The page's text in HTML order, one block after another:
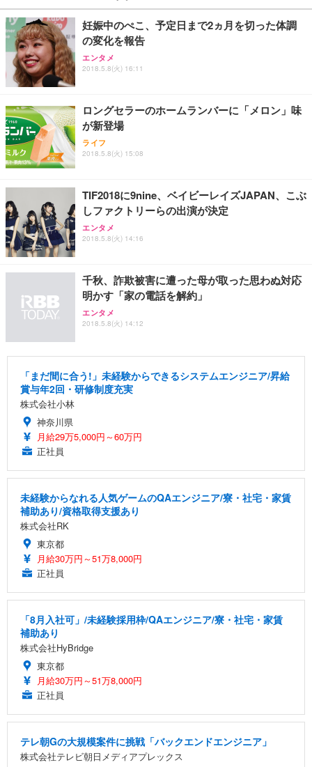
妊娠中のぺこ、予定日まで2ヵ月を切った体調
の変化を報告
エンタメ
2018.5.8(火) 16:11
ロングセラーのホームランバーに「メロン」味
が新登場
ライフ
2018.5.8(火) 15:08
TIF2018に9nine、ベイビーレイズJAPAN、こぶ
しファクトリーらの出演が決定
エンタメ
2018.5.8(火) 14:16
千秋、詐欺被害に遭った母が取った思わぬ対応
明かす「家の電話を解約」
エンタメ
2018.5.8(火) 14:12
「まだ間に合う!」未経験からできるシステムエンジニア/昇給
賞与年2回・研修制度充実
株式会社小林
神奈川県
月給29万5,000円～60万円
正社員
未経験からなれる人気ゲームのQAエンジニア/寮・社宅・家賃
補助あり/資格取得支援あり
株式会社RK
東京都
月給30万円～51万8,000円
正社員
「8月入社可」/未経験採用枠/QAエンジニア/寮・社宅・家賃
補助あり
株式会社HyBridge
東京都
月給30万円～51万8,000円
正社員
テレ朝Gの大規模案件に挑戦「バックエンドエンジニア」
株式会社テレビ朝日メディアプレックス